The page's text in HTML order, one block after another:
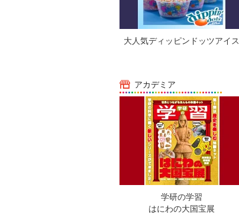
大人気ディッピンドッツアイス
アカデミア
学研の学習
はにわの大国宝展